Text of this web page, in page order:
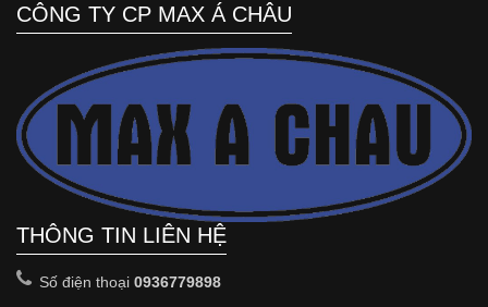
CÔNG TY CP MAX Á CHÂU
THÔNG TIN LIÊN HỆ
Số điện thoại0936779898